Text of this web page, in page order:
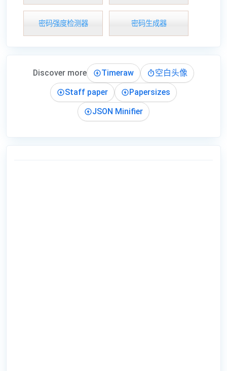
密码强度检测器 密码生成器
Discover more Timeraw
空白头像
Staff paper
Papersizes
JSON Minifier